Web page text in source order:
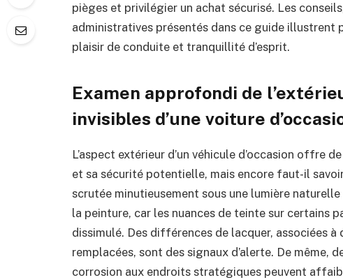
pièges et privilégier un achat sécurisé. Les
administratives présentés dans ce guide
plaisir de conduite et tranquillité d’esprit.
Examen approfondi de
invisibles d’une voiture
L’aspect extérieur d’un véhicule d’occasion offre
et sa sécurité potentielle, mais encore faut-il
scrutée minutieusement sous une lumière
la peinture, car les nuances de teinte sur certains
dissimulé. Des différences de lacquer, associées
remplacées, sont des signaux d’alerte. De même,
corrosion aux endroits stratégiques peuvent